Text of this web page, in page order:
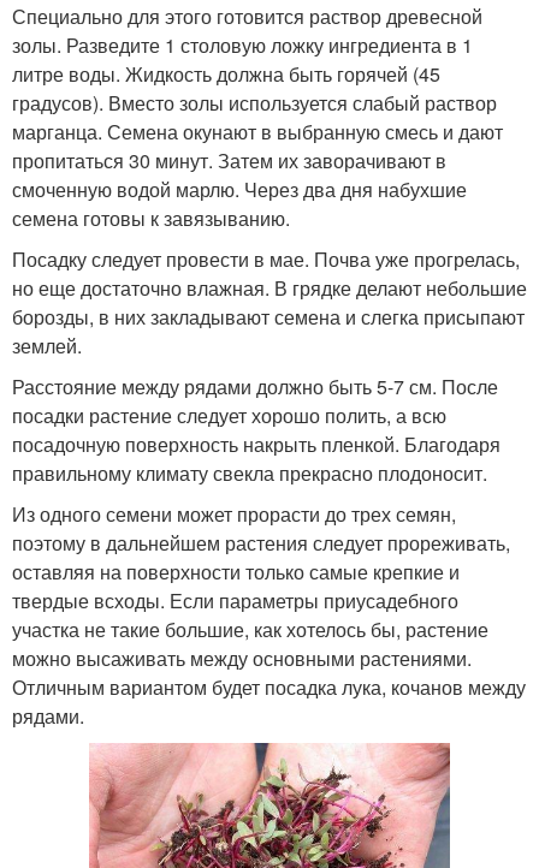
Специально для этого готовится раствор древесной
золы. Разведите 1 столовую ложку ингредиента в 1
литре воды. Жидкость должна быть горячей (45
градусов). Вместо золы используется слабый раствор
марганца. Семена окунают в выбранную смесь и дают
пропитаться 30 минут. Затем их заворачивают в
смоченную водой марлю. Через два дня набухшие
семена готовы к завязыванию.
Посадку следует провести в мае. Почва уже прогрелась,
но еще достаточно влажная. В грядке делают небольшие
борозды, в них закладывают семена и слегка присыпают
землей.
Расстояние между рядами должно быть 5-7 см. После
посадки растение следует хорошо полить, а всю
посадочную поверхность накрыть пленкой. Благодаря
правильному климату свекла прекрасно плодоносит.
Из одного семени может прорасти до трех семян,
поэтому в дальнейшем растения следует прореживать,
оставляя на поверхности только самые крепкие и
твердые всходы. Если параметры приусадебного
участка не такие большие, как хотелось бы, растение
можно высаживать между основными растениями.
Отличным вариантом будет посадка лука, кочанов между
рядами.